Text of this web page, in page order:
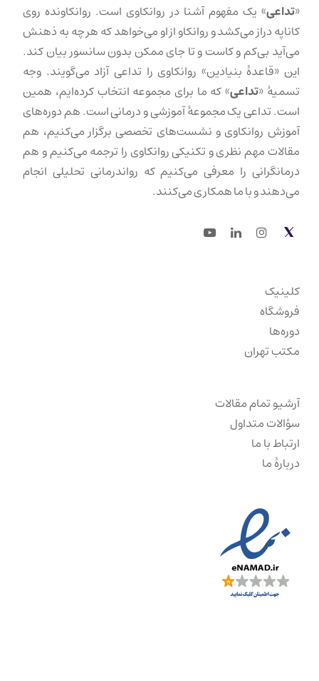
«تداعی» یک مفهوم آشنا در روانکاوی است. روانکاونده روی
کاناپه دراز می‌کشد و روانکاو از او می‌خواهد که هر چه به ذهنش
می‌آید بی‌کم و کاست و تا جای ممکن بدون سانسور بیان کند.
این «قاعدهٔ بنیادین» روانکاوی را تداعی آزاد می‌گویند. وجه
تسمیهٔ «تداعی» که ما برای مجموعه انتخاب کرده‌ایم، همین
است. تداعی یک مجموعهٔ آموزشی و درمانی است. هم دوره‌های
آموزش روانکاوی و نشست‌های تخصصی برگزار می‌کنیم، هم
مقالات مهم نظری و تکنیکی روانکاوی را ترجمه می‌کنیم و هم
درمانگرانی را معرفی می‌کنیم که رواندرمانی تحلیلی انجام
می‌دهند و با ما همکاری می‌کنند.
Twitter
Instagram
LinkedIn
Youtube
کلینیک
فروشگاه
دوره‌ها
مکتب تهران
آرشیو تمام مقالات
سؤالات متداول
ارتباط با ما
دربارهٔ ما